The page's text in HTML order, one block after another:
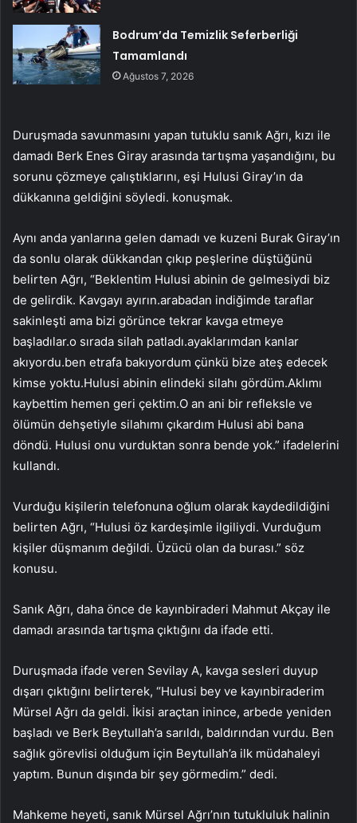
Bodrum’da Temizlik Seferberliği
Tamamlandı
Ağustos 7, 2026
Duruşmada savunmasını yapan tutuklu sanık Ağrı, kızı ile
damadı Berk Enes Giray arasında tartışma yaşandığını, bu
sorunu çözmeye çalıştıklarını, eşi Hulusi Giray’ın da
dükkanına geldiğini söyledi. konuşmak.
Aynı anda yanlarına gelen damadı ve kuzeni Burak Giray’ın
da sonlu olarak dükkandan çıkıp peşlerine düştüğünü
belirten Ağrı, “Beklentim Hulusi abinin de gelmesiydi biz
de gelirdik. Kavgayı ayırın.arabadan indiğimde taraflar
sakinleşti ama bizi görünce tekrar kavga etmeye
başladılar.o sırada silah patladı.ayaklarımdan kanlar
akıyordu.ben etrafa bakıyordum çünkü bize ateş edecek
kimse yoktu.Hulusi abinin elindeki silahı gördüm.Aklımı
kaybettim hemen geri çektim.O an ani bir refleksle ve
ölümün dehşetiyle silahımı çıkardım Hulusi abi bana
döndü. Hulusi onu vurduktan sonra bende yok.” ifadelerini
kullandı.
Vurduğu kişilerin telefonuna oğlum olarak kaydedildiğini
belirten Ağrı, “Hulusi öz kardeşimle ilgiliydi. Vurduğum
kişiler düşmanım değildi. Üzücü olan da burası.” söz
konusu.
Sanık Ağrı, daha önce de kayınbiraderi Mahmut Akçay ile
damadı arasında tartışma çıktığını da ifade etti.
Duruşmada ifade veren Sevilay A, kavga sesleri duyup
dışarı çıktığını belirterek, “Hulusi bey ve kayınbiraderim
Mürsel Ağrı da geldi. İkisi araçtan inince, arbede yeniden
başladı ve Berk Beytullah’a sarıldı, baldırından vurdu. Ben
sağlık görevlisi olduğum için Beytullah’a ilk müdahaleyi
yaptım. Bunun dışında bir şey görmedim.” dedi.
Mahkeme heyeti, sanık Mürsel Ağrı’nın tutukluluk halinin